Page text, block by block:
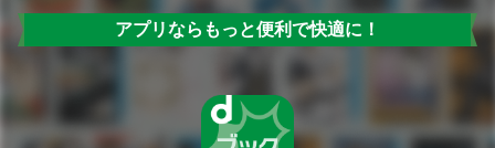
アプリならもっと便利で快適に！